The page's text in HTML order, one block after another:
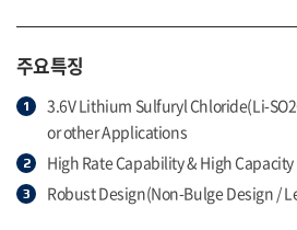
주요특징
3.6V Lithium Sulfuryl Chloride(Li-
or other Applications
High Rate Capability & High Capacity
Robust Design(Non-Bulge Design /